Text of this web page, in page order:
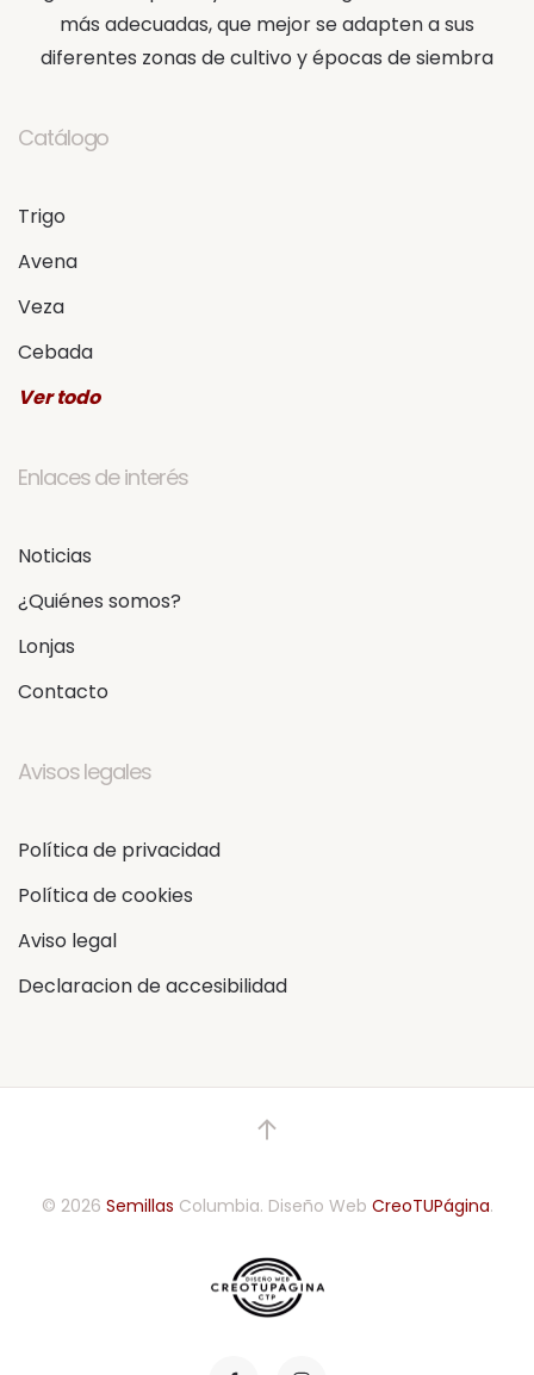
más adecuadas, que mejor se adapten a sus
diferentes zonas de cultivo y épocas de siembra
Catálogo
Trigo
Avena
Veza
Cebada
Ver todo
Enlaces de interés
Noticias
¿Quiénes somos?
Lonjas
Contacto
Avisos legales
Política de privacidad
Política de cookies
Aviso legal
Declaracion de accesibilidad
© 2026 Semillas Columbia. Diseño Web CreoTUPágina.